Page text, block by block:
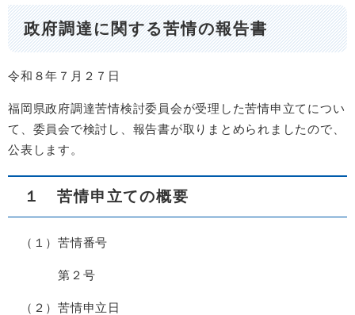
政府調達に関する苦情の報告書
令和８年７月２７日
福岡県政府調達苦情検討委員会が受理した苦情申立てについ
て、委員会で検討し、報告書が取りまとめられましたので、
公表します。
１ 苦情申立ての概要
（１）苦情番号
第２号
（２）苦情申立日